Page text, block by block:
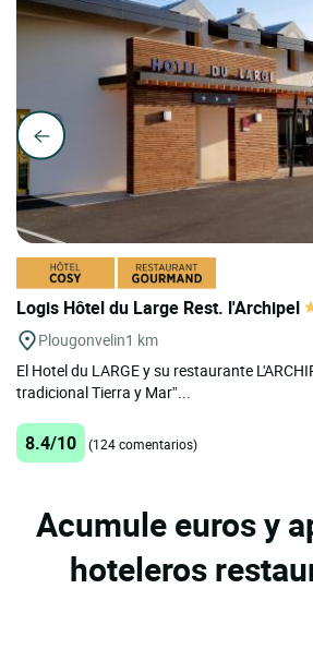
Logis Hôtel du Large Rest. l'Archipel
Plougonvelin1 km
El Hotel du LARGE y su restaurante
tradicional Tierra y Mar”...
8.4/10 (124 comentarios)
Acumule euros y
hoteleros